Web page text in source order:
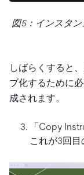
図5：インスタ
しばらくすると
ブ化するために
成されます。
「Copy
これが3回目